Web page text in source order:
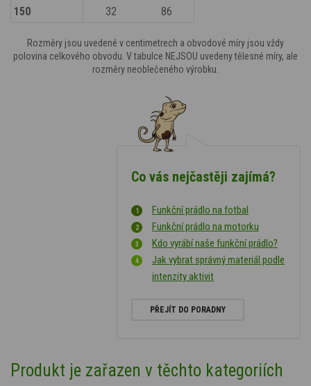
150
32 86
Rozměry jsou uvedené v centimetrech a obvodové míry jsou vždy
polovina celkového obvodu. V tabulce NEJSOU uvedeny tělesné míry, ale
rozměry neoblečeného výrobku.
Co vás nejčastěji zajímá?
Funkční prádlo na fotbal
Funkční prádlo na motorku
Kdo vyrábí naše funkční prádlo?
Jak vybrat správný materiál podle
intenzity aktivit
PŘEJÍT DO PORADNY
Produkt je zařazen v těchto kategoriích